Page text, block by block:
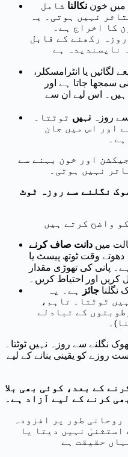
میں خون نکالنا شامل
نہیں ہوتی۔ یہ
کا اخراج ہے۔
رکھنے کے قابل
ناپسندیدہ ہے
یا انٹرامسکلر،
سمجھا جاتا ہے اور
ہیں۔ اس لیے ان سے
روزہ نہیں ٹوٹتا۔
اور اس میں جان
اور خون بہنے سے
نہیں ہوتی۔
تھوک نگلنے سے روزہ ٹوٹ
واضح کرتے ہیں
میں دانت صاف کرنے
دھوتے وقت ٹوتھ پیسٹ یا
پانی کی تھوڑی مقدار
کریں اور احتیاط کریں۔
جائز
ہے۔ یہ
ٹوٹتا۔ تاہم،
کے تبادلے
نگلنے سے روزہ نہیں ٹوٹتا۔
روزے کو یقینی بنانے کے لیے
کرنے کے بعد، کوئی بھی بلا
کرنے کے لیے آزاد ہے۔
طور پر افزودہ
استثنیٰ نہیں دیتا یا
حقیقت ہے